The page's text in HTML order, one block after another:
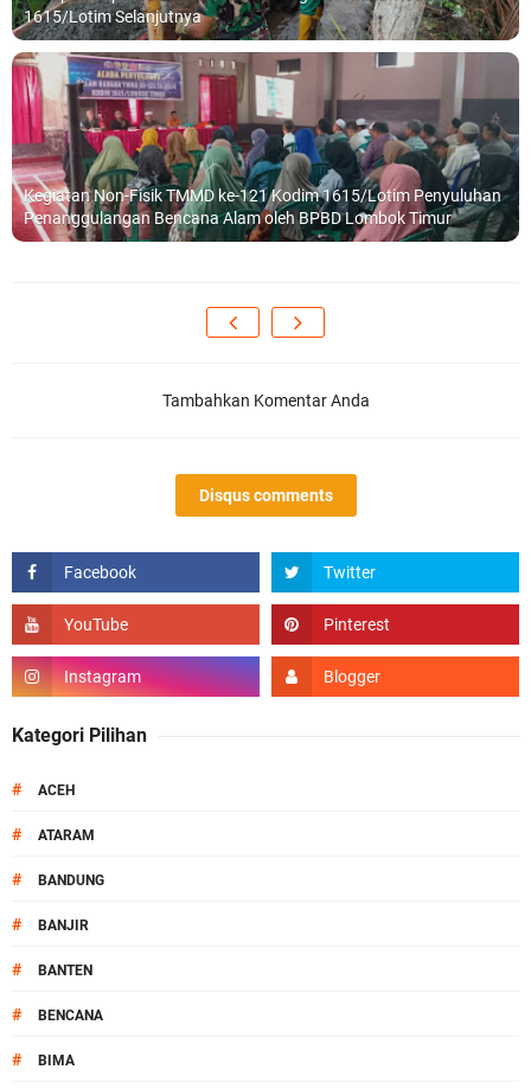
1615/Lotim Selanjutnya
Kegiatan Non-Fisik TMMD ke-121 Kodim 1615/Lotim Penyuluhan
Penanggulangan Bencana Alam oleh BPBD Lombok Timur
Tambahkan Komentar Anda
Disqus comments
Kategori Pilihan
# ACEH
# ATARAM
# BANDUNG
# BANJIR
# BANTEN
# BENCANA
# BIMA